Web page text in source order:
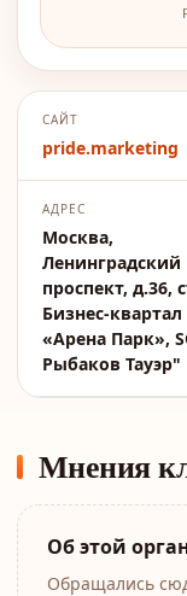
САЙТ
pride.marketing
АДРЕС
Москва,
Ленинградский
проспект, д.36,
Бизнес-квартал
«Арена Парк»,
Рыбаков Тауэр"
Мнения
Об этой
Обращались